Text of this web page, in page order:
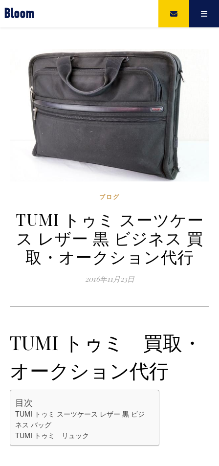
Bloom
ブログ
TUMI トゥミ スーツケー
ス レザー 黒 ビジネス 買
取・オークション代行
2016年11月23日
TUMI トゥミ 買取・
オークション代行
目次
TUMI トゥミ スーツケース レザー 黒 ビジ
ネス バッグ
TUMI トゥミ リュック